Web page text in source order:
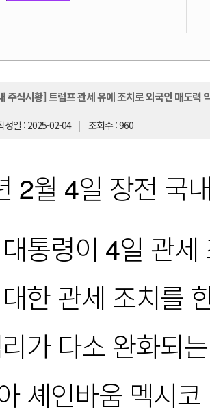
주식시황] 트럼프 관세 유예 조치로 외국인 매도력
성일 : 2025-02-04 조회수 : 960
2월 4일 장전 국
통령이 4일 관
한 관세 조치를
가 다소 완화되
셰인바움 멕시